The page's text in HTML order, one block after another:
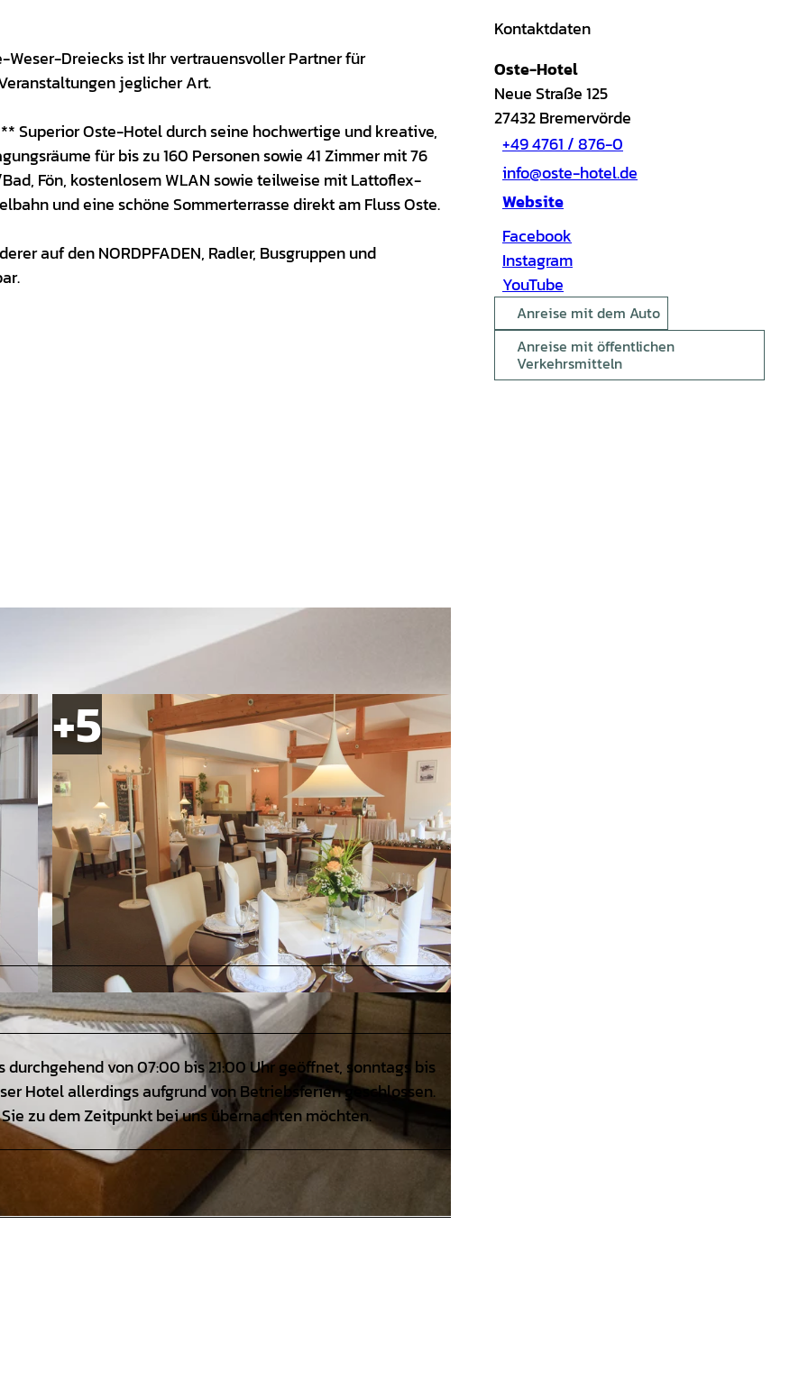
Dreiecks ist Ihr vertrauensvoller Partner für
jeglicher Art.
Superior Oste-Hotel durch seine hochwertige und kreative,
für bis zu 160 Personen sowie 41 Zimmer mit 76
Fön, kostenlosem WLAN sowie teilweise mit Lattoflex-
und eine schöne Sommerterrasse direkt am Fluss Oste.
auf den NORDPFADEN, Radler, Busgruppen und
© Oste-Hotel Bremervörde, pixel-kraft GmbH | CC-BY
von 07:00 bis 21:00 Uhr geöffnet, sonntags bis
Hotel allerdings aufgrund von Betriebsferien geschlossen.
zu dem Zeitpunkt bei uns übernachten möchten.
Kontaktdaten
Oste-Hotel
Neue Straße 125
27432Bremervörde
+49 4761 / 876-0
info@oste-hotel.de
Website
Facebook
Instagram
YouTube
Anreise mit dem Auto
Anreise mit öffentlichen
Verkehrsmitteln